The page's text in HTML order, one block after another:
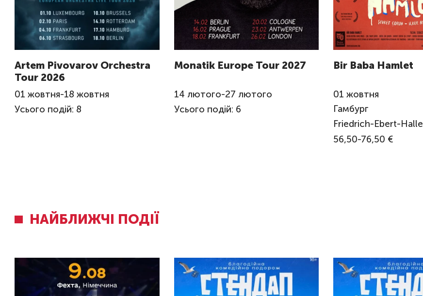
Artem Pivovarov Orchestra
Tour 2026
01 жовтня-18 жовтня
Усього подій: 8
Monatik Europe Tour 2027
14 лютого-27 лютого
Усього подій: 6
Bir Baba Hamlet
01 жовтня
Гамбург
Friedrich-Ebert-Halle
56,50-76,50 €
НАЙБЛИЖЧІ ПОДІЇ